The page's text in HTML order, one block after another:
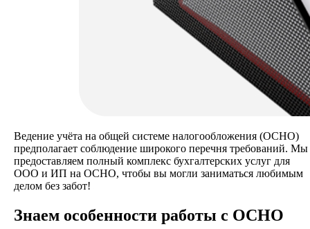
Ведение учёта на общей системе налогообложения (ОСНО)
предполагает соблюдение широкого перечня требований. Мы
предоставляем полный комплекс бухгалтерских услуг для
ООО и ИП на ОСНО, чтобы вы могли заниматься любимым
делом без забот!
Знаем особенности работы с ОСНО